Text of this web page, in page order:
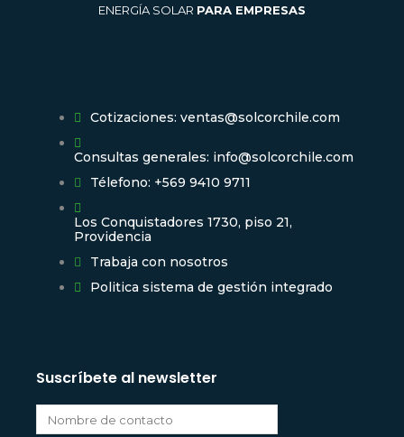
ENERGÍA SOLAR PARA EMPRESAS
Cotizaciones: ventas@solcorchile.com
Consultas generales: info@solcorchile.com
Télefono: +569 9410 9711
Los Conquistadores 1730, piso 21,
Providencia
Trabaja con nosotros
Politica sistema de gestión integrado
Suscríbete al newsletter